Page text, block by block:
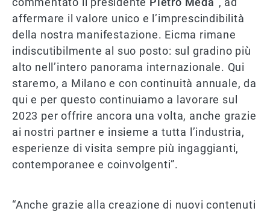
affermare il valore unico e l’imprescindibilità
della nostra manifestazione. Eicma rimane
indiscutibilmente al suo posto: sul gradino più
alto nell’intero panorama internazionale. Qui
staremo, a Milano e con continuità annuale, da
qui e per questo continuiamo a lavorare sul
2023 per offrire ancora una volta, anche grazie
ai nostri partner e insieme a tutta l’industria,
esperienze di visita sempre più ingaggianti,
contemporanee e coinvolgenti”.
“Anche grazie alla creazione di nuovi contenuti